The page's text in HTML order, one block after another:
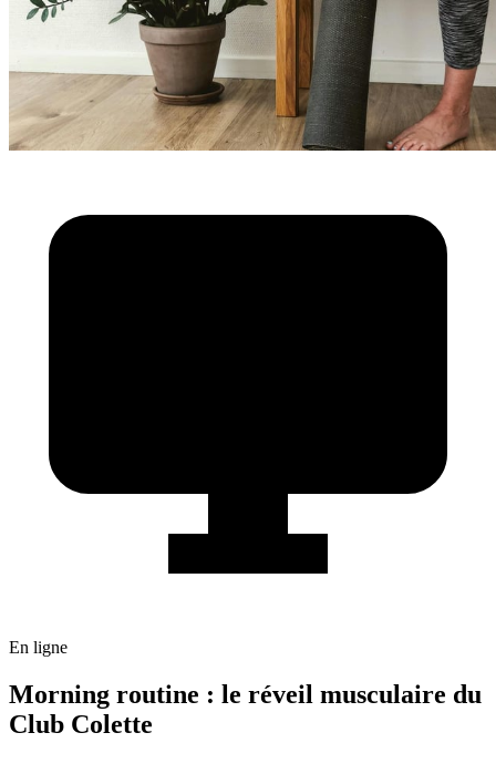
En ligne
Morning routine : le réveil musculaire du
Club Colette